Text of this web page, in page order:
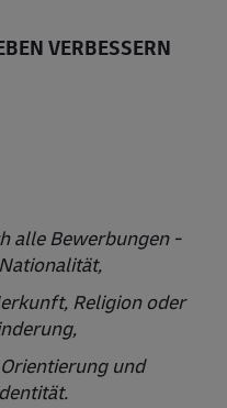
VERBESSERN
alle Bewerbungen -
Religion oder
und